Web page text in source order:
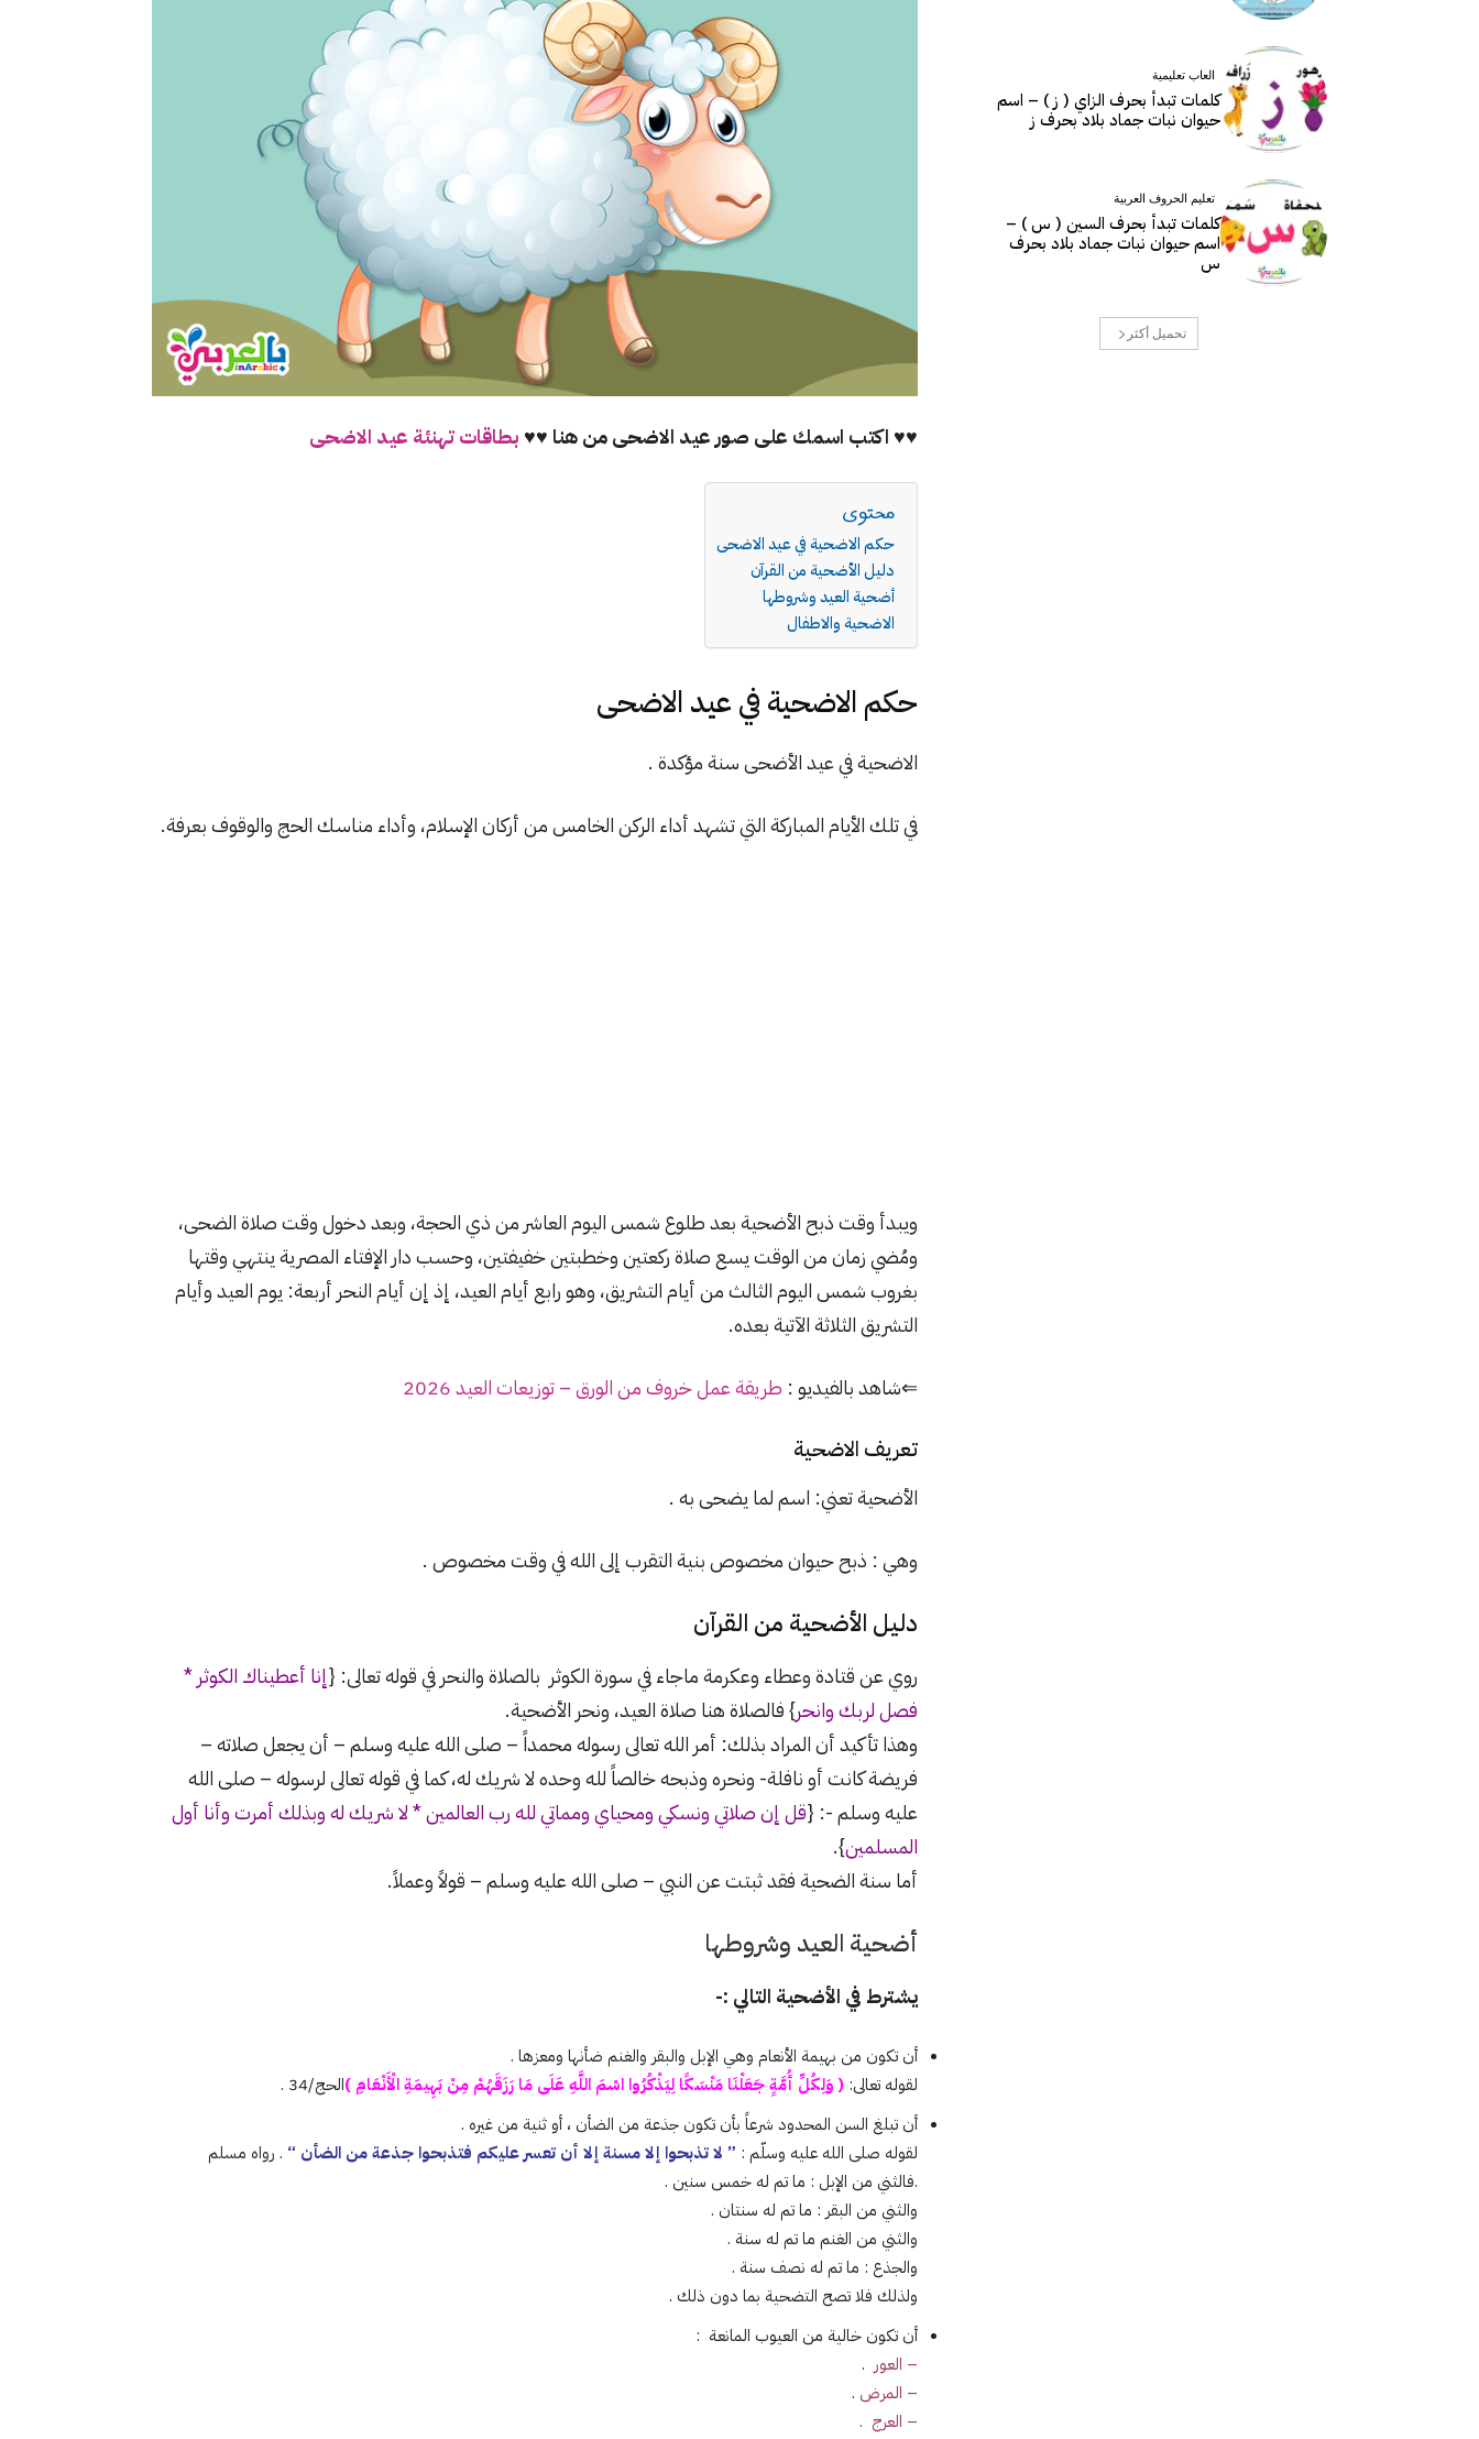
♥♥ اكتب اسمك على صور عيد الاضحى من هنا ♥♥ بطاقات تهنئة عيد الاضحى
محتوى
حكم الاضحية في عيد الاضحى
دليل الأضحية من القرآن
أضحية العيد وشروطها
الاضحية والاطفال
حكم الاضحية في عيد الاضحى
الاضحية في عيد الأضحى سنة مؤكدة .
في تلك الأيام المباركة التي تشهد أداء الركن الخامس من أركان الإسلام، وأداء مناسك الحج والوقوف بعرفة.
ويبدأ وقت ذبح الأضحية بعد طلوع شمس اليوم العاشر من ذي الحجة، وبعد دخول وقت صلاة الضحى،
ومُضي زمان من الوقت يسع صلاة ركعتين وخطبتين خفيفتين، وحسب دار الإفتاء المصرية ينتهي وقتها
بغروب شمس اليوم الثالث من أيام التشريق، وهو رابع أيام العيد، إذ إن أيام النحر أربعة: يوم العيد وأيام
التشريق الثلاثة الآتية بعده.
⇐شاهد بالفيديو : طريقة عمل خروف من الورق – توزيعات العيد 2026
تعريف الاضحية
الأضحية تعني: اسم لما يضحى به .
وهي : ذبح حيوان مخصوص بنية التقرب إلى الله في وقت مخصوص .
دليل الأضحية من القرآن
روي عن قتادة وعطاء وعكرمة ماجاء في سورة الكوثر بالصلاة والنحر في قوله تعالى: {إنا أعطيناك الكوثر *
فصل لربك وانحر} فالصلاة هنا صلاة العيد، ونحر الأضحية.
وهذا تأكيد أن المراد بذلك: أمر الله تعالى رسوله محمداً – صلى الله عليه وسلم – أن يجعل صلاته –
فريضة كانت أو نافلة- ونحره وذبحه خالصاً لله وحده لا شريك له، كما في قوله تعالى لرسوله – صلى الله
عليه وسلم -: {قل إن صلاتي ونسكي ومحياي ومماتي لله رب العالمين * لا شريك له وبذلك أمرت وأنا أول
المسلمين}.
أما سنة الضحية فقد ثبتت عن النبي – صلى الله عليه وسلم – قولاً وعملاً.
أضحية العيد وشروطها
يشترط في الأضحية التالي :-
أن تكون من بهيمة الأنعام وهي الإبل والبقر والغنم ضأنها ومعزها .
لقوله تعالى: ( وَلِكُلِّ أُمَّةٍ جَعَلْنَا مَنْسَكًا لِيَذْكُرُوا اسْمَ اللَّهِ عَلَى مَا رَزَقَهُمْ مِنْ بَهِيمَةِ الْأَنْعَامِ )الحج/34 .
أن تبلغ السن المحدود شرعاً بأن تكون جذعة من الضأن ، أو ثنية من غيره .
لقوله صلى الله عليه وسلّم : ” لا تذبحوا إلا مسنة إلا أن تعسر عليكم فتذبحوا جذعة من الضأن “ . رواه مسلم
.فالثني من الإبل : ما تم له خمس سنين .
والثني من البقر : ما تم له سنتان .
والثني من الغنم ما تم له سنة .
والجذع : ما تم له نصف سنة .
ولذلك فلا تصح التضحية بما دون ذلك .
أن تكون خالية من العيوب المانعة :
– العور .
– المرض .
– العرج .
العاب تعليمية
كلمات تبدأ بحرف الزاي ( ز ) – اسم
حيوان نبات جماد بلاد بحرف ز
تعليم الحروف العربية
كلمات تبدأ بحرف السين ( س ) –
اسم حيوان نبات جماد بلاد بحرف
س
تحميل أكثر